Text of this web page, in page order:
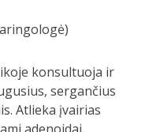
konsultuoja ir
sergančius
Atlieka įvairias